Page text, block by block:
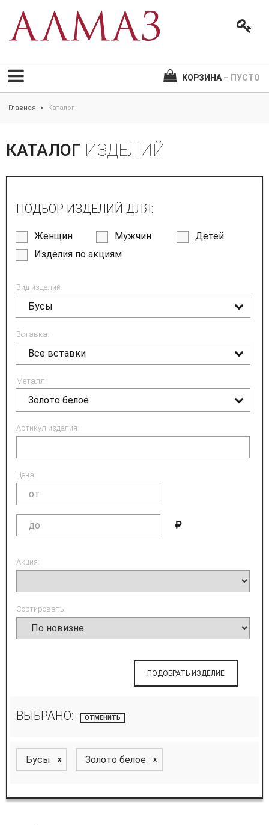
КОРЗИНА – ПУСТО
Главная > Каталог
КАТАЛОГ ИЗДЕЛИЙ
ПОДБОР ИЗДЕЛИЙ ДЛЯ:
Женщин Мужчин
Детей
Изделия по акциям
Вид изделий:
Бусы
Вставка:
Все вставки
Металл:
Золото белое
Артикул изделия:
Цена:
Акция:
Сортировать:
ПОДОБРАТЬ ИЗДЕЛИЕ
ВЫБРАНО: ОТМЕНИТЬ
Бусы x Золото белое x